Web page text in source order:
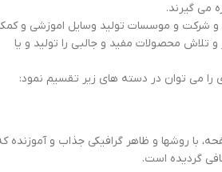
می گیرند.
و شرکت و موسسات تولید وسایل اموزشی و
و تلاش محصولات مفید و جالبی را تولید و یا
می توان در دسته های زیر تقسیم نمود:
با روشها و ظاهر گرافیکی جذاب و آموزنده
گردیده است.